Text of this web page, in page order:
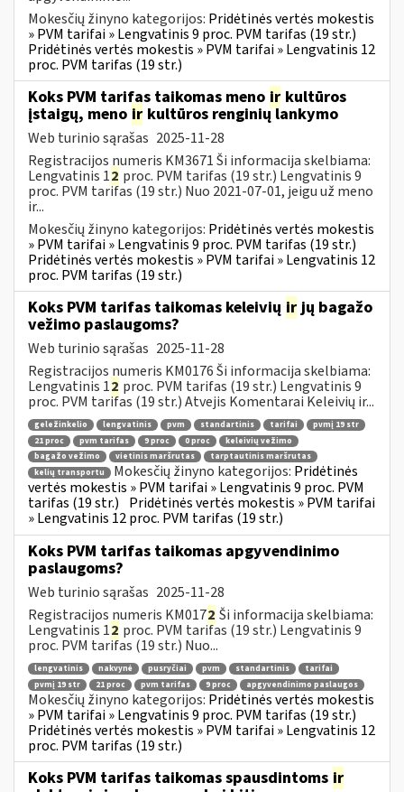
Mokesčių žinyno kategorijos: Pridėtinės vertės mokestis
» PVM tarifai » Lengvatinis 9 proc. PVM tarifas (19 str.)
Pridėtinės vertės mokestis » PVM tarifai » Lengvatinis 12
proc. PVM tarifas (19 str.)
Koks PVM tarifas taikomas meno ir kultūros
įstaigų, meno ir kultūros renginių lankymo
Web turinio sąrašas 2025-11-28
Registracijos numeris KM3671 Ši informacija skelbiama:
Lengvatinis 12 proc. PVM tarifas (19 str.) Lengvatinis 9
proc. PVM tarifas (19 str.) Nuo 2021-07-01, jeigu už meno
ir...
Mokesčių žinyno kategorijos: Pridėtinės vertės mokestis
» PVM tarifai » Lengvatinis 9 proc. PVM tarifas (19 str.)
Pridėtinės vertės mokestis » PVM tarifai » Lengvatinis 12
proc. PVM tarifas (19 str.)
Koks PVM tarifas taikomas keleivių irjų bagažo
vežimo paslaugoms?
Web turinio sąrašas 2025-11-28
Registracijos numeris KM0176 Ši informacija skelbiama:
Lengvatinis 12 proc. PVM tarifas (19 str.) Lengvatinis 9
proc. PVM tarifas (19 str.) Atvejis Komentarai Keleivių ir...
geležinkelio lengvatinis pvm standartinis tarifai
pvmį 19 str
21 proc
pvm tarifas 9 proc 0 proc
keleivių vežimo
bagažo vežimo
vietinis maršrutas
tarptautinis maršrutas
kelių transportu
Mokesčių žinyno kategorijos: Pridėtinės
vertės mokestis » PVM tarifai » Lengvatinis 9 proc. PVM
tarifas (19 str.) Pridėtinės vertės mokestis » PVM tarifai
» Lengvatinis 12 proc. PVM tarifas (19 str.)
Koks PVM tarifas taikomas apgyvendinimo
paslaugoms?
Web turinio sąrašas 2025-11-28
Registracijos numeris KM0172 Ši informacija skelbiama:
Lengvatinis 12 proc. PVM tarifas (19 str.) Lengvatinis 9
proc. PVM tarifas (19 str.) Nuo...
lengvatinis nakvynė pusryčiai pvm standartinis
tarifai
pvmį 19 str
21 proc pvm tarifas 9 proc apgyvendinimo paslaugos
Mokesčių žinyno kategorijos: Pridėtinės vertės mokestis
» PVM tarifai » Lengvatinis 9 proc. PVM tarifas (19 str.)
Pridėtinės vertės mokestis » PVM tarifai » Lengvatinis 12
proc. PVM tarifas (19 str.)
Koks PVM tarifas taikomas spausdintoms ir